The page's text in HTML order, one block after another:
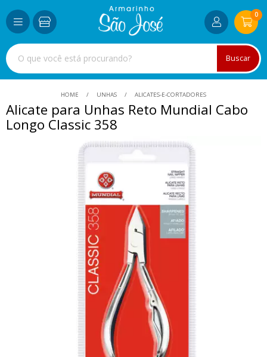
Buscar
0
HOME UNHAS ALICATES-E-CORTADORES
Alicate para Unhas Reto Mundial Cabo
Longo Classic 358